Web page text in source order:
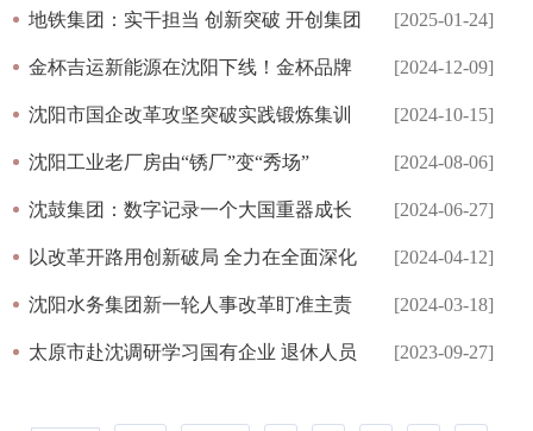
造成焦点
功下线
地铁集团：实干担当 创新突破 开创集团
高质量发展新局面
[2025-01-24]
金杯吉运新能源在沈阳下线！金杯品牌
再续辉煌
[2024-12-09]
沈阳市国企改革攻坚突破实践锻炼集训
班在深圳举办
[2024-10-15]
沈阳工业老厂房由“锈厂”变“秀场” [2024-08-06]
沈鼓集团：数字记录一个大国重器成长
之路
[2024-06-27]
以改革开路用创新破局 全力在全面深化
改革上攻坚突破
[2024-04-12]
沈阳水务集团新一轮人事改革盯准主责
主业实行赛道比拼，进行五项任务整合
[2024-03-18]
太原市赴沈调研学习国有企业 退休人员 [2023-09-27]